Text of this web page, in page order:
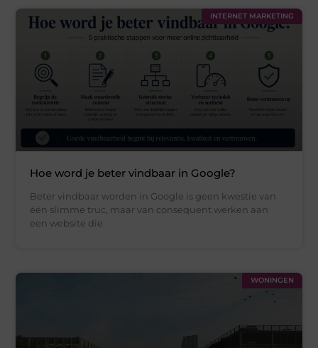
INTERNET MARKETING
Hoe word je beter vindbaar in Google?
Beter vindbaar worden in Google is geen kwestie van
één slimme truc, maar van consequent werken aan
een website die
WONINGEN